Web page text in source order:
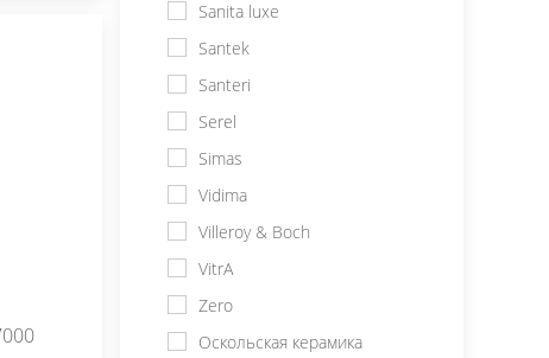
Sanita luxe
Santek
Santeri
Serel
Simas
Vidima
Villeroy & Boch
VitrA
Zero
Оскольская керамика